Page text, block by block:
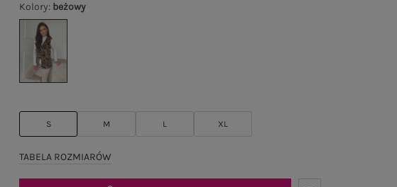
Kolory: beżowy
S M L XL
TABELA ROZMIARÓW